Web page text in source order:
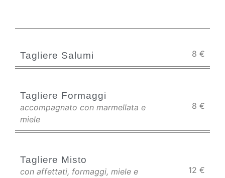
Tagliere Salumi 8 €
Tagliere Formaggi
accompagnato con marmellata e
miele
8 €
Tagliere Misto
con affettati, formaggi, miele e
12 €